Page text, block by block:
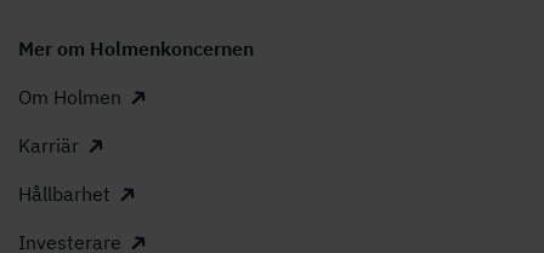
Mer om Holmenkoncernen
Om Holmen
Karriär
Hållbarhet
Investerare